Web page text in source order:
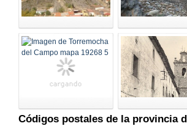
Códigos postales de la provincia